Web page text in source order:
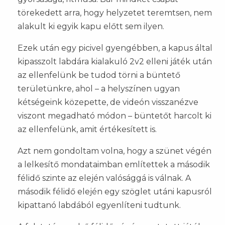
törekedett arra, hogy helyzetet teremtsen, nem
alakult ki egyik kapu előtt sem ilyen.
Ezek után egy picivel gyengébben, a kapus által
kipasszolt labdára kialakuló 2v2 elleni játék után
az ellenfelünk be tudod törni a büntető
területünkre, ahol – a helyszínen ugyan
kétségeink közepette, de videón visszanézve
viszont megadható módon – büntetőt harcolt ki
az ellenfelünk, amit értékesített is.
Azt nem gondoltam volna, hogy a szünet végén
a lelkesítő mondataimban említettek a második
félidő szinte az elején valósággá is válnak. A
második félidő elején egy szöglet utáni kapusról
kipattanó labdából egyenlíteni tudtunk.